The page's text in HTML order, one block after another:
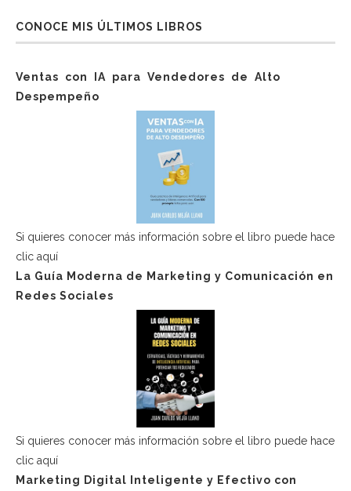
CONOCE MIS ÚLTIMOS LIBROS
Ventas con IA para Vendedores de Alto
Despempeño
Si quieres conocer más información sobre el libro puede hace
clic aquí
La Guía Moderna de Marketing y Comunicación en
Redes Sociales
Si quieres conocer más información sobre el libro puede hace
clic aquí
Marketing Digital Inteligente y Efectivo con